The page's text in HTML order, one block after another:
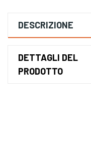
DESCRIZIONE
DETTAGLI DEL
PRODOTTO